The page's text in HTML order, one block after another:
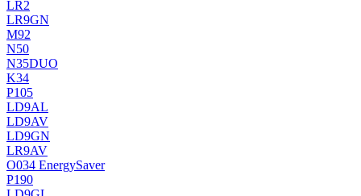
LR2
LR9GN
M92
N50
N35DUO
K34
P105
LD9AL
LD9AV
LD9GN
LR9AV
O034 EnergySaver
P190